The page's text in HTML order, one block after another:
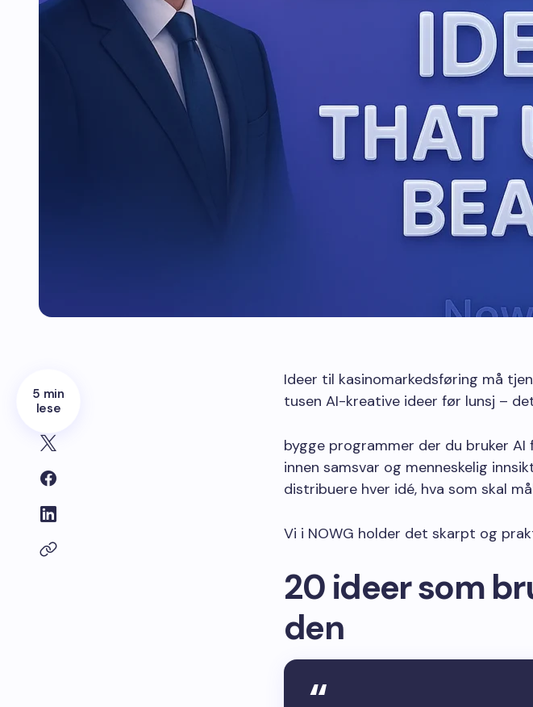
5 min
lese
Ideer til kasinomarkedsføring må
tusen AI-kreative ideer før lunsj –
bygge programmer der du bruker
innen samsvar og menneskelig
distribuere hver idé, hva som skal
Vi i NOWG holder det skarpt og
20 ideer som
den